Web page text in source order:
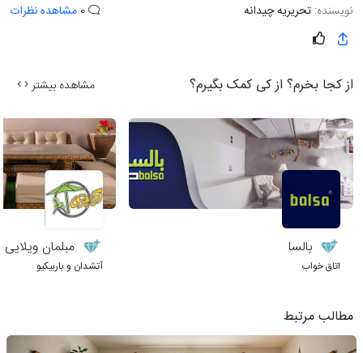
نویسنده: تحریریه چیدانه مشاهده نظرات
از کجا بخرم؟ از کی کمک بگیرم؟ مشاهده بیشتر
بالسا
اتاق خواب
مبلمان
آتشدان و باربیکیو
مطالب مرتبط